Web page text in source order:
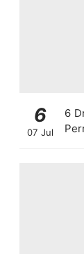
6
07 Jul
6